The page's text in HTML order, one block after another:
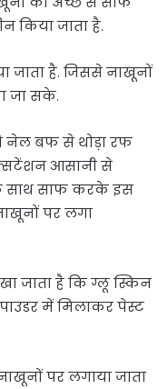
किया जाता है.
जाता है. जिससे नाखूनों
जा सके.
बफ से थोड़ा रफ
आसानी से
साथ साफ करके इस
पर लगा
जाता है कि ग्लू स्किन
में मिलाकर पेस्ट
पर लगाया जाता